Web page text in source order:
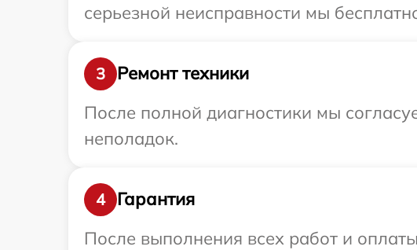
серьезной неисправности мы
3
Ремонт техники
После полной диагностики мы
неполадок.
4
Гарантия
После выполнения всех работ и